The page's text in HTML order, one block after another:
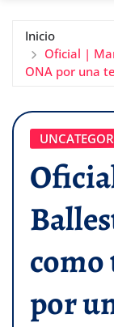
Inicio
Oficial |
ONA por una
como
por